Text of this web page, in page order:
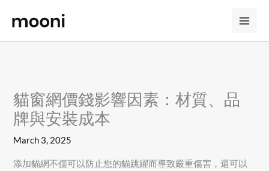
content
貓窗網價錢影響因素：材質、品
牌與安裝成本
March 3, 2025
添加貓網不僅可以防止您的貓跳躍而導致嚴重傷害，還可以